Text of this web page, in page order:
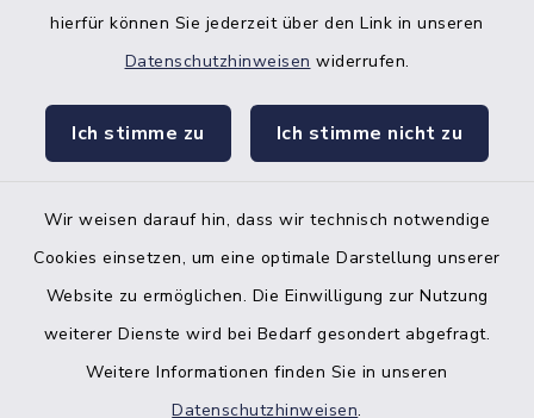
hierfür können Sie jederzeit über den Link in unseren
Datenschutzhinweisen widerrufen.
Ich stimme zu Ich stimme nicht zu
Wir weisen darauf hin, dass wir technisch notwendige
Cookies einsetzen, um eine optimale Darstellung unserer
Website zu ermöglichen. Die Einwilligung zur Nutzung
weiterer Dienste wird bei Bedarf gesondert abgefragt.
Weitere Informationen finden Sie in unseren
Datenschutzhinweisen.
facebook
Bankverbindung der Amtskasse
Barrierefreiheit